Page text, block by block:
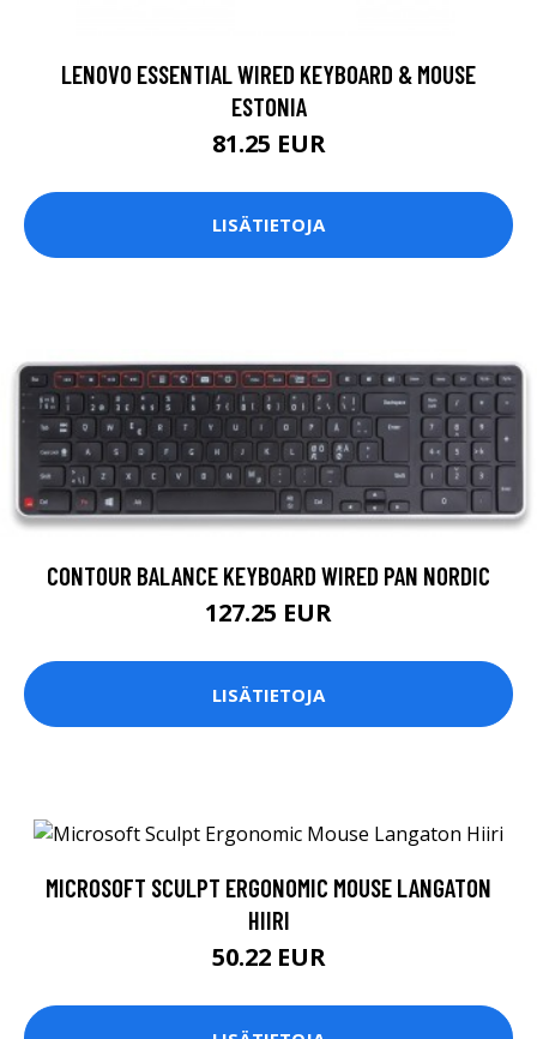
LENOVO ESSENTIAL WIRED KEYBOARD & MOUSE
ESTONIA
81.25 EUR
LISÄTIETOJA
CONTOUR BALANCE KEYBOARD WIRED PAN NORDIC
127.25 EUR
LISÄTIETOJA
MICROSOFT SCULPT ERGONOMIC MOUSE LANGATON
HIIRI
50.22 EUR